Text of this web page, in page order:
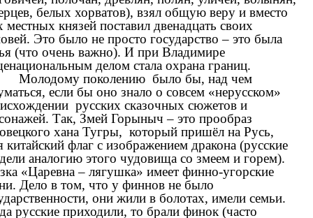
белых хорватов), взял общую веру и вместо
местных князей поставил двенадцать своих
Это было не просто государство – это была
(что очень важно). И при Владимире
делом стала охрана границ.
Молодому поколению было бы, над чем
если бы оно знало о совсем «нерусском»
русских сказочных сюжетов и
Так, Змей Горыныч – это прообраз
хана Тугры, который пришёл на Русь,
китайский флаг с изображением дракона (русские
аналогию этого чудовища со змеем и горем).
«Царевна – лягушка» имеет финно-угорские
Дело в том, что у финнов не было
они жили в болотах, имели семьи.
русские приходили, то брали финок (часто